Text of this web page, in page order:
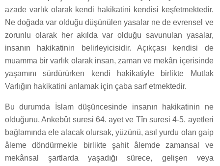
azade varlık olarak kendi hakikatini kendisi keşfetmektedir.
Ne doğada var olduğu düşünülen yasalar ne de evrensel ve
zorunlu olarak her akılda var olduğu savunulan yasalar,
insanın hakikatinin belirleyicisidir. Açıkçası kendisi de
muamma bir varlık olarak insan, zaman ve mekân içerisinde
yaşamını sürdürürken kendi hakikatiyle birlikte Mutlak
Varlığın hakikatini anlamak için çaba sarf etmektedir.
Bu durumda İslam düşüncesinde insanın hakikatinin ne
olduğunu, Ankebût suresi 64. ayet ve Tîn suresi 4-5. ayetleri
bağlamında ele alacak olursak, yüzünü, asıl yurdu olan gaip
âleme döndürmekle birlikte şahit âlemde zamansal ve
mekânsal şartlarda yaşadığı sürece, gelişen veya